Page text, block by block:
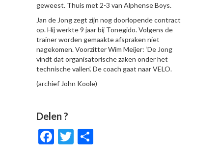
geweest. Thuis met 2-3 van Alphense Boys.
Jan de Jong zegt zijn nog doorlopende contract
op. Hij werkte 9 jaar bij Tonegido. Volgens de
trainer worden gemaakte afspraken niet
nagekomen. Voorzitter Wim Meijer: ‘De Jong
vindt dat organisatorische zaken onder het
technische vallen’. De coach gaat naar VELO.
(archief John Koole)
Delen ?
Facebook
Twitter